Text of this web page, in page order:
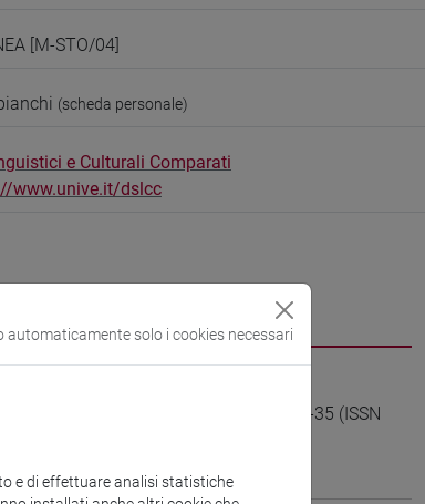
[M-STO/04]
(scheda personale)
e Culturali Comparati
www.unive.it/dslcc
ESULI, PROFUGHE, vol. 31, pp. 5-35 (ISSN
solo i cookies necessari
e di effettuare analisi statistiche